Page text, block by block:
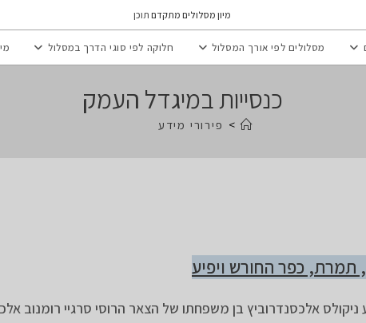
מיון מסלולים מתקדם תוכן
מסלולים לפי אורך המסלול חלוקה לפי סוגי הדרך במסלול
כנסייות במיגדל העמק
> פירורי מידע
תמרת, כפר החורש ויפיע
הגיע ניקולס אלכסנדרוביץ בן משפחתו של הצאר הרוסי סרגיי רומנוב